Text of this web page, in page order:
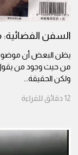
السفن الفضائية:
يظن البعض أن موضوع
من حيث وجود من يقول
ولكن الحقيقة...
12 دقائق للقراءة